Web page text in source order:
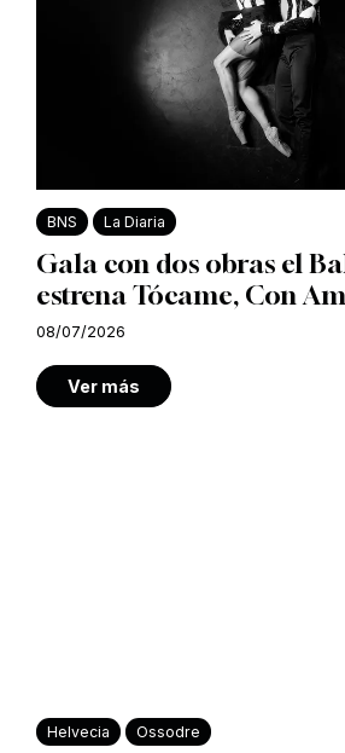
BNS La Diaria
Gala con dos obras el
estrena Tócame, Con
08/07/2026
Ver más
Helvecia Ossodre